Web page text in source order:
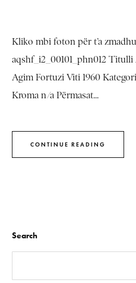
Kliko mbi foton për t’a
aqshf_i2_00101_phn012
Agim Fortuzi Viti 1960
Kroma n/a Përmasat...
CONTINUE READING
Search